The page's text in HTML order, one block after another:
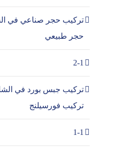
حجر طبيعي
2-1
تركيب فورسيلنج
1-1